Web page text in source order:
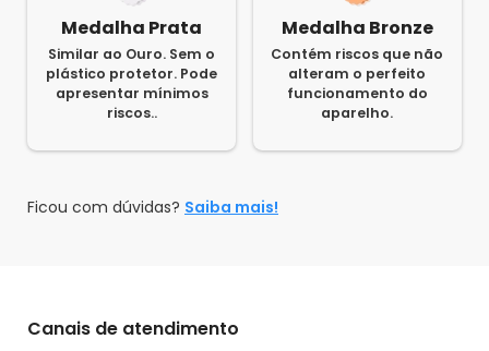
Medalha Prata
Similar ao Ouro. Sem o
plástico protetor. Pode
apresentar mínimos
riscos..
Medalha Bronze
Contém riscos que não
alteram o perfeito
funcionamento do
aparelho.
Ficou com dúvidas? Saiba mais!
Canais de atendimento